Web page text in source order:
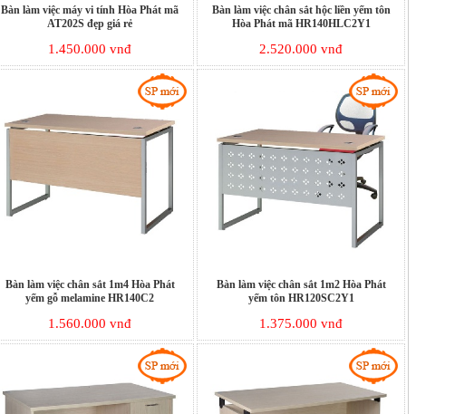
Bàn làm việc máy vi tính Hòa Phát mã
AT202S đẹp giá rẻ
1.450.000 vnđ
Bàn làm việc chân sắt hộc liền yếm tôn
Hòa Phát mã HR140HLC2Y1
2.520.000 vnđ
Bàn làm việc chân sắt 1m4 Hòa Phát
yếm gỗ melamine HR140C2
1.560.000 vnđ
Bàn làm việc chân sắt 1m2 Hòa Phát
yếm tôn HR120SC2Y1
1.375.000 vnđ